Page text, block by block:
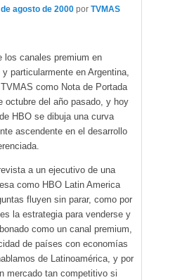
agosto de 2000 por TVMAS
los canales premium en
particularmente en Argentina,
como Nota de Portada
octubre del año pasado, y hoy
HBO se dibuja una curva
ascendente en el desarrollo
a un ejecutivo de una
como HBO Latin America
fluyen sin parar, como por
la estrategia para venderse y
como un canal premium,
de países con economías
de Latinoamérica, y por
mercado tan competitivo si